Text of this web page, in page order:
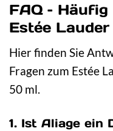
FAQ –
Estée
Hier finden Sie
Fragen zum Estée
50 ml.
1. Ist Aliage ein